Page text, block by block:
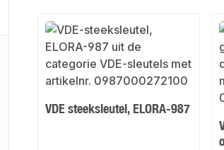
VDE steeksleutel, ELORA-987